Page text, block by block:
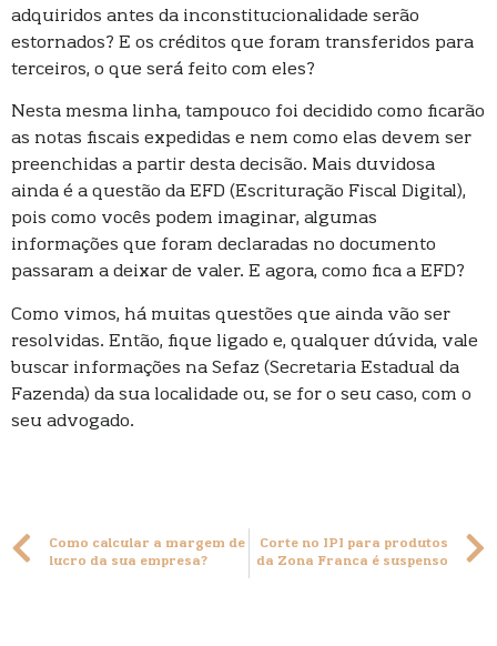
adquiridos antes da inconstitucionalidade serão
estornados? E os créditos que foram transferidos para
terceiros, o que será feito com eles?
Nesta mesma linha, tampouco foi decidido como ficarão
as notas fiscais expedidas e nem como elas devem ser
preenchidas a partir desta decisão. Mais duvidosa
ainda é a questão da EFD (Escrituração Fiscal Digital),
pois como vocês podem imaginar, algumas
informações que foram declaradas no documento
passaram a deixar de valer. E agora, como fica a EFD?
Como vimos, há muitas questões que ainda vão ser
resolvidas. Então, fique ligado e, qualquer dúvida, vale
buscar informações na Sefaz (Secretaria Estadual da
Fazenda) da sua localidade ou, se for o seu caso, com o
seu advogado.
Como calcular a margem de
lucro da sua empresa?
Corte no IPI para produtos
da Zona Franca é suspenso